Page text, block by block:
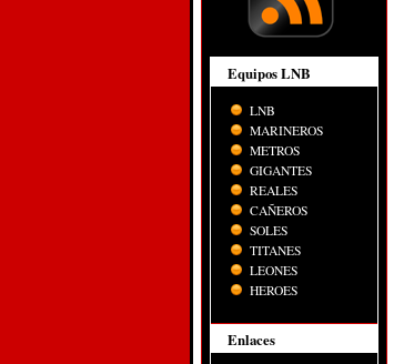
Equipos LNB
LNB
MARINEROS
METROS
GIGANTES
REALES
CAÑEROS
SOLES
TITANES
LEONES
HEROES
Enlaces